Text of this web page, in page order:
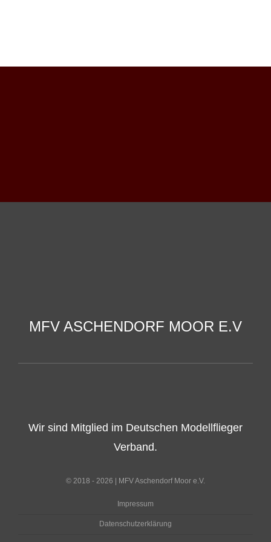
MFV ASCHENDORF MOOR E.V
Wir sind Mitglied im Deutschen Modellflieger
Verband.
© 2018 - 2026 | MFV Aschendorf Moor e.V.
Impressum
Datenschutzerklärung